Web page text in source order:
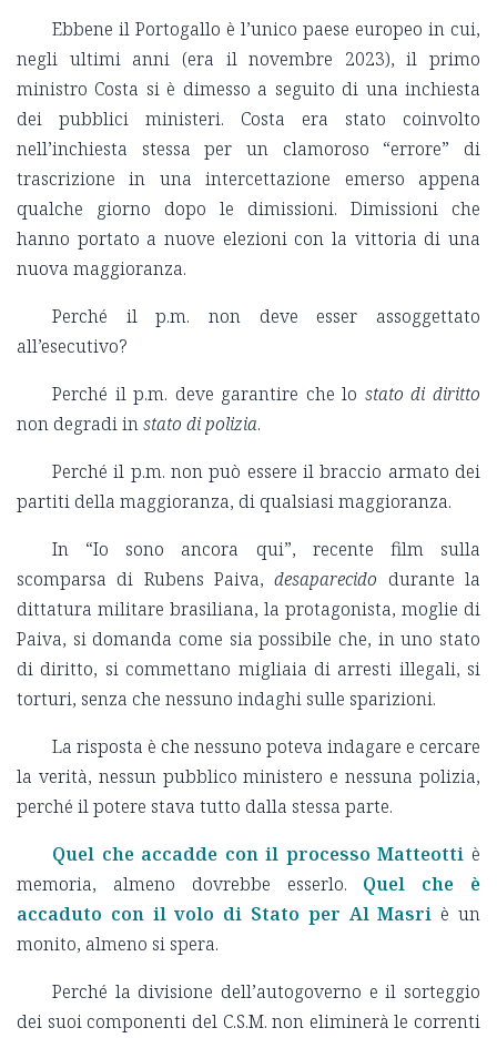
Ebbene il Portogallo è l’unico paese europeo in cui,
negli ultimi anni (era il novembre 2023), il primo
ministro Costa si è dimesso a seguito di una inchiesta
dei pubblici ministeri. Costa era stato coinvolto
nell’inchiesta stessa per un clamoroso “errore” di
trascrizione in una intercettazione emerso appena
qualche giorno dopo le dimissioni. Dimissioni che
hanno portato a nuove elezioni con la vittoria di una
nuova maggioranza.
Perché il p.m. non deve esser assoggettato
all’esecutivo?
Perché il p.m. deve garantire che lo stato di diritto
non degradi instato di polizia.
Perché il p.m. non può essere il braccio armato dei
partiti della maggioranza, di qualsiasi maggioranza.
In “Io sono ancora qui”, recente film sulla
scomparsa di Rubens Paiva,desaparecido durante la
dittatura militare brasiliana, la protagonista, moglie di
Paiva, si domanda come sia possibile che, in uno stato
di diritto, si commettano migliaia di arresti illegali, si
torturi, senza che nessuno indaghi sulle sparizioni.
La risposta è che nessuno poteva indagare e cercare
la verità, nessun pubblico ministero e nessuna polizia,
perché il potere stava tutto dalla stessa parte.
Quel che accadde con il processo Matteotti è
memoria, almeno dovrebbe esserlo. Quel che è
accaduto con il volo di Stato per Al Masri è un
monito, almeno si spera.
Perché la divisione dell’autogoverno e il sorteggio
dei suoi componenti del C.S.M. non eliminerà le correnti